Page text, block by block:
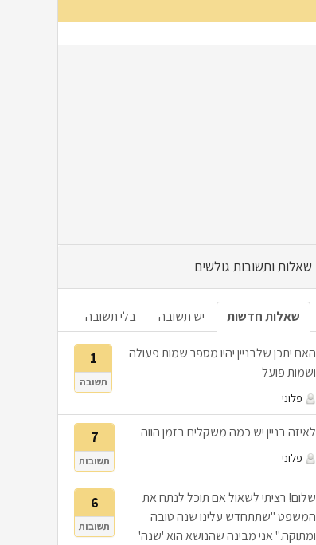
שאלות ותשובות גולשים
שאלות חדשות יש תשובה בלי תשובה
1
תשובה
האם יתכן שלבניין יהיו מספר שמות פעולה
ושמות פועל
פלוני
7
תשובות
לאיזה בניין יש כמה משקלים בזמן הווה
פלוני
6
תשובות
שלום! רציתי לשאול אם תוכל לנתח את
המשפט "שתתחדש עלינו שנה טובה
ומתוקה." אני מבינה שהנושא הוא 'שנה'